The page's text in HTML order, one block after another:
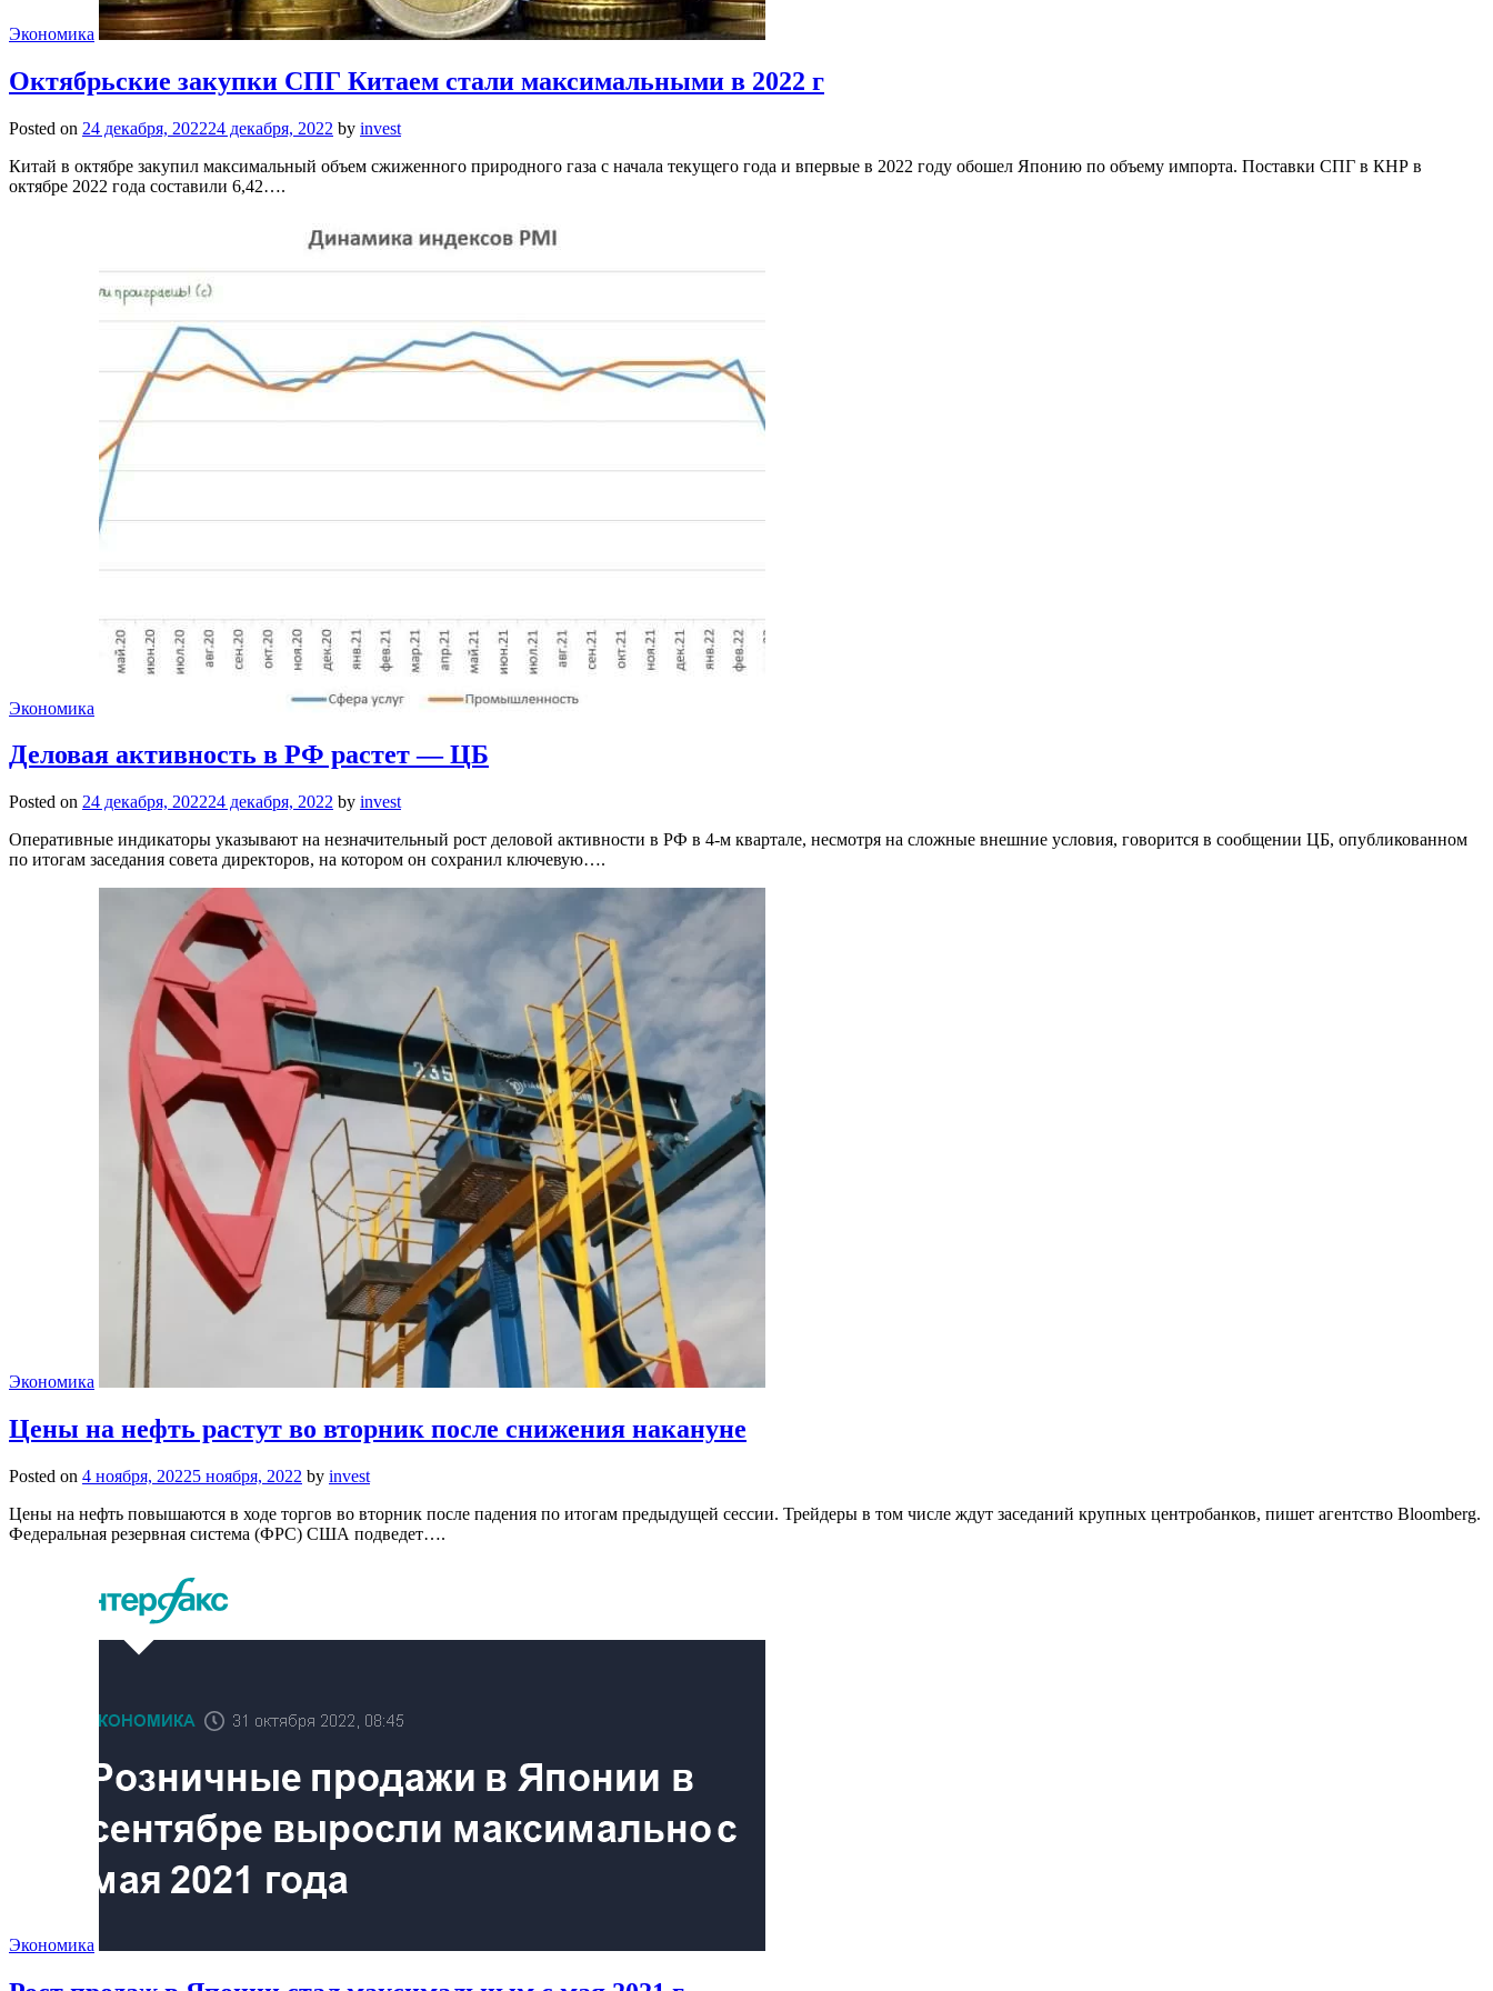
Экономика
Октябрьские закупки СПГ Китаем стали максимальными в 2022 г
Posted on 24 декабря, 202224 декабря, 2022 by invest
Китай в октябре закупил максимальный объем сжиженного природного газа с начала текущего года и впервые в 2022 году обошел Японию по объему импорта. Поставки СПГ в КНР в
октябре 2022 года составили 6,42….
Экономика
Деловая активность в РФ растет — ЦБ
Posted on 24 декабря, 202224 декабря, 2022 by invest
Оперативные индикаторы указывают на незначительный рост деловой активности в РФ в 4-м квартале, несмотря на сложные внешние условия, говорится в сообщении ЦБ, опубликованном
по итогам заседания совета директоров, на котором он сохранил ключевую….
Экономика
Цены на нефть растут во вторник после снижения накануне
Posted on 4 ноября, 20225 ноября, 2022 by invest
Цены на нефть повышаются в ходе торгов во вторник после падения по итогам предыдущей сессии. Трейдеры в том числе ждут заседаний крупных центробанков, пишет агентство Bloomberg.
Федеральная резервная система (ФРС) США подведет….
Экономика